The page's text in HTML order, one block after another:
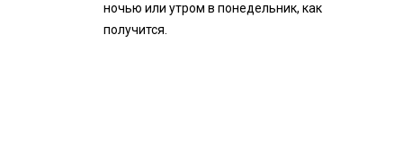
ночью или утром в понедельник, как
получится.